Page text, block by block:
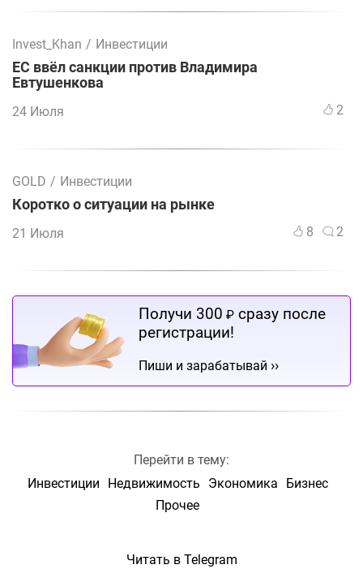
Invest_Khan / Инвестиции
ЕС ввёл санкции против Владимира
Евтушенкова
24 Июля 2
GOLD / Инвестиции
Коротко о ситуации на рынке
21 Июля 8 2
Получи 300 ₽ сразу после
регистрации!
Пиши и зарабатывай ››
Перейти в тему:
Инвестиции
Недвижимость Экономика
Бизнес
Прочее
Читать в Telegram